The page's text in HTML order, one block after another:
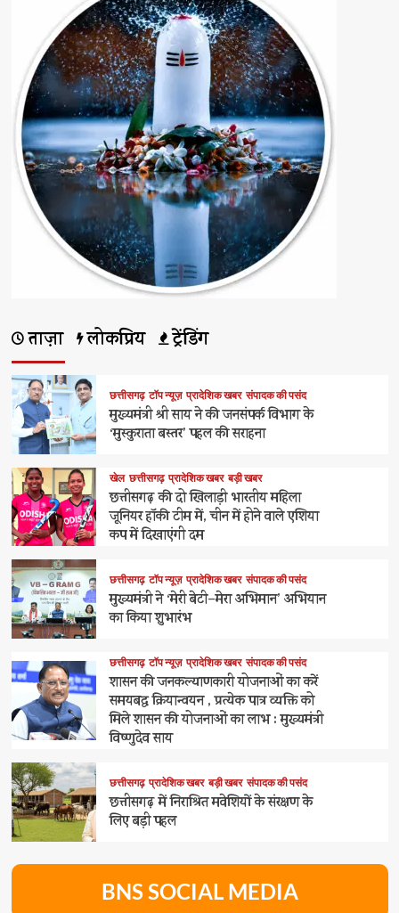
ताज़ा लोकप्रिय ट्रेंडिंग
छत्तीसगढ़ टॉप न्यूज़ प्रादेशिक खबर संपादक की पसंद
मुख्यमंत्री श्री साय ने की जनसंपर्क विभाग के
‘मुस्कुराता बस्तर’ पहल की सराहना
खेल छत्तीसगढ़ प्रादेशिक खबर बड़ी खबर
छत्तीसगढ़ की दो खिलाड़ी भारतीय महिला
जूनियर हॉकी टीम में, चीन में होने वाले एशिया
कप में दिखाएंगी दम
छत्तीसगढ़ टॉप न्यूज़ प्रादेशिक खबर संपादक की पसंद
मुख्यमंत्री ने ‘मेरी बेटी–मेरा अभिमान’ अभियान
का किया शुभारंभ
छत्तीसगढ़ टॉप न्यूज़ प्रादेशिक खबर संपादक की पसंद
शासन की जनकल्याणकारी योजनाओं का करें
समयबद्ध क्रियान्वयन , प्रत्येक पात्र व्यक्ति को
मिले शासन की योजनाओं का लाभ : मुख्यमंत्री
विष्णुदेव साय
छत्तीसगढ़ प्रादेशिक खबर बड़ी खबर संपादक की पसंद
छत्तीसगढ़ में निराश्रित मवेशियों के संरक्षण के
लिए बड़ी पहल
BNS SOCIAL MEDIA